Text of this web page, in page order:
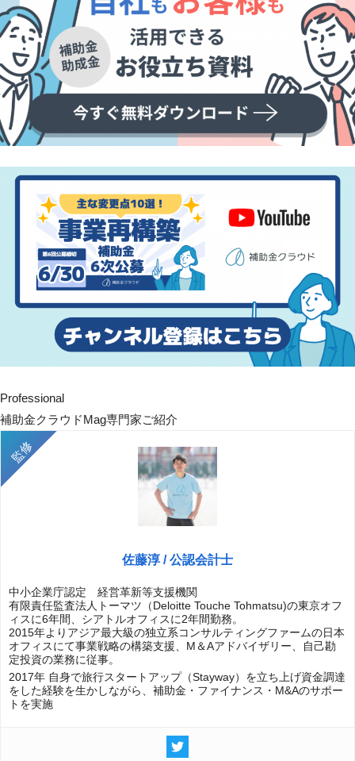
Professional
補助金クラウドMag専門家ご紹介
佐藤淳 / 公認会計士
中小企業庁認定 経営革新等支援機関
有限責任監査法人トーマツ（Deloitte Touche Tohmatsu)の東京オフ
ィスに6年間、シアトルオフィスに2年間勤務。
2015年よりアジア最大級の独立系コンサルティングファームの日本
オフィスにて事業戦略の構築支援、M＆Aアドバイザリー、自己勘
定投資の業務に従事。
2017年 自身で旅行スタートアップ（Stayway）を立ち上げ資金調達
をした経験を生かしながら、補助金・ファイナンス・M&Aのサポー
トを実施